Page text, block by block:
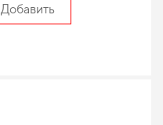
Добавить